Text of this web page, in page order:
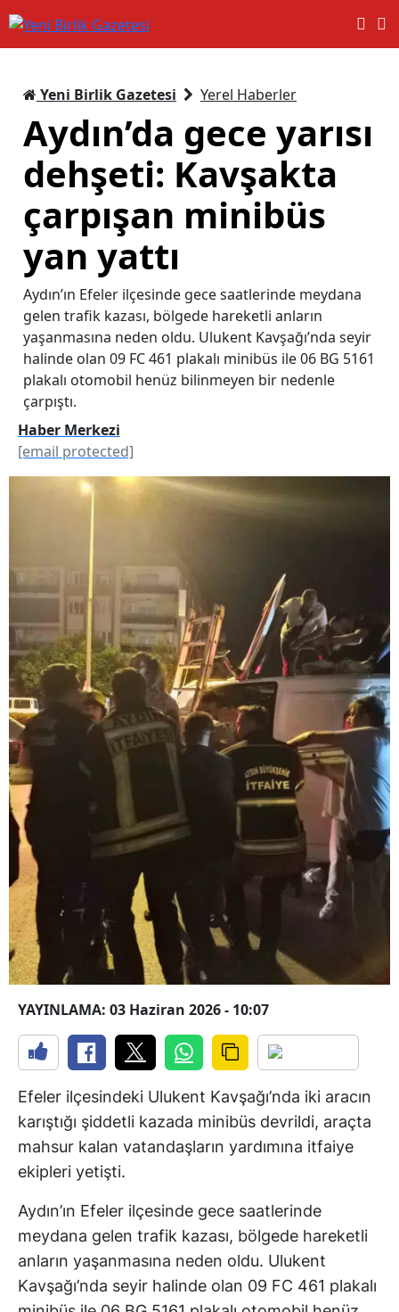
Yeni Birlik Gazetesi Yerel Haberler
Aydın’da gece yarısı
dehşeti: Kavşakta
çarpışan minibüs
yan yattı
Aydın’ın Efeler ilçesinde gece saatlerinde meydana
gelen trafik kazası, bölgede hareketli anların
yaşanmasına neden oldu. Ulukent Kavşağı’nda seyir
halinde olan 09 FC 461 plakalı minibüs ile 06 BG 5161
plakalı otomobil henüz bilinmeyen bir nedenle
çarpıştı.
Haber Merkezi
[email protected]
YAYINLAMA: 03 Haziran 2026 - 10:07
Efeler ilçesindeki Ulukent Kavşağı’nda iki aracın
karıştığı şiddetli kazada minibüs devrildi, araçta
mahsur kalan vatandaşların yardımına itfaiye
ekipleri yetişti.
Aydın’ın Efeler ilçesinde gece saatlerinde
meydana gelen trafik kazası, bölgede hareketli
anların yaşanmasına neden oldu. Ulukent
Kavşağı’nda seyir halinde olan 09 FC 461 plakalı